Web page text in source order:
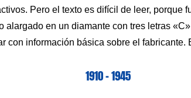
Pero el texto es difícil de leer, porque
alargado en un diamante con tres letras
con información básica sobre el fabricante.
1910 – 1945